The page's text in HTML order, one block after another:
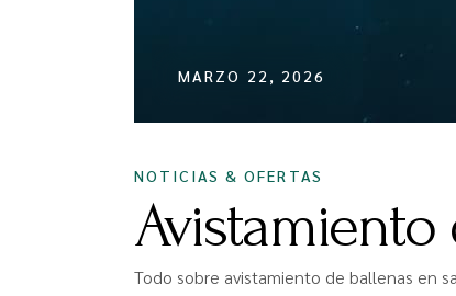
MARZO 22, 2026
NOTICIAS & OFERTAS
Avistamiento
Todo sobre avistamiento de ballenas en